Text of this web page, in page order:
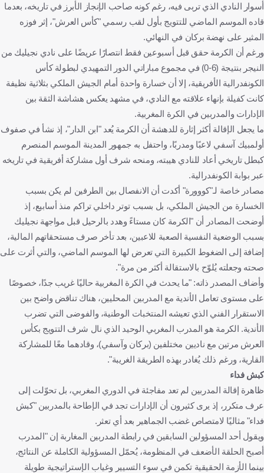
أولمبيك آسفي
الجيش الملكي المغرب كرة قدم
أسوار النادي الذي تربى فيه، رغم كونه صاحب الإنجاز الأبرز في تاريخه، بعدما
قاده الموسم الماضي للتتويج بأول لقب رسمي "كأس العرش"، إثر فوزه
المثير على نهضة بركان في النهائي.
ورغم أن الكرمة حقق قبل أسبوعين فقط انتصارًا عريضًا على نادي نجيليك من
النيجر بنتيجة (6-0) في مجموع مباراتي الدور التمهيدي لبطولة كأس
الكونفدرالية الأفريقية، إلا أن خسارة واحدة أمام الجيش الملكي بثلاثية نظيفة
كانت كفيلة بإنهاء علاقته مع النادي، في مشهد يعكس هشاشة الثقة بين
الإدارات والمدربين في الكرة المغربية.
ما يجعل الإقالة أكثر إثارة للدهشة أن الكرمة يُعد "ابن الدار"، إذ نشأ في صفوف
أولمبيك آسفي لاعبًا ومدربًا، واحتفل به جمهور المدينة الموسم المنصرم
كبطل تاريخي أعاد للنادي هيبته، ومنحه شرف أول مشاركة أفريقية في تاريخه
عبر بوابة الكونفدرالية.
مصادر خاصة لـ"كووورة" أكدت أن الانفصال بين الطرفين لم يكن بسبب
الخسارة من الجيش الملكي، بل بسبب توتر داخلي تراكم منذ أسابيع، إذ
أوضحت المصادر أن "الكرمة كان مستاءً وهدد بالرحيل قبل مواجهة نجيليك
بسبب الوضعية النفسية الصعبة للاعبين، بعد تأخر صرف مستحقاتهم المالية،
إضافة إلى الضغوط الكبيرة التي تعرض لها الموسم الماضي، والتي أثرت على
صحته وجعلته يُلوّح بالاستقالة أكثر من مرة".
وأضاف المصدر ذاته: "ما يحدث في الكرة المغربية حاليًا غريب جدًا، خصوصًا
على مستوى تعامل الأندية مع المدربين المحليين، هناك تناقض واضح بين
الاستقرار الفني الذي تعيشه المنتخبات الوطنية، والفوضى التي تضرب
الأندية. الكرمة هو المدرب المغربي الوحيد الذي نال شرف التتويج بكأس
العرش مرتين مع ناديين مختلفين (بركان وآسفي)، وقادهما معًا للمشاركة
القارية، ورغم ذلك يُغادر بهذه الطريقة الغريبة".
كبش فداء
ظاهرة إقالة المدربين لم تعد مفاجئة في الدوري المغربي، بل تحوّلت إلى
عرف متكرر، إذ يرى كثيرون أن الإدارات تجد في الإطاحة بالمدربين "كبش
فداء" مثاليًا لامتصاص غضب الجماهير بعد أي تعثر.
ويقول أحد المسؤولين السابقين في رابطة المدربين المغاربة إن "المدرب
أصبح الحلقة الأضعف في المنظومة، يُحمّل المسؤولية الكاملة عن النتائج،
بينما الأزمة الحقيقية تكمن في سوء التسيير وغياب الإستراتيجية طويلة